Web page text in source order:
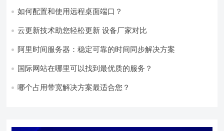
如何配置和使用远程桌面端口？
云更新技术助您轻松更新 设备厂家对比
阿里时间服务器：稳定可靠的时间同步解决方案
国际网站在哪里可以找到最优质的服务？
哪个占用带宽解决方案最适合您？